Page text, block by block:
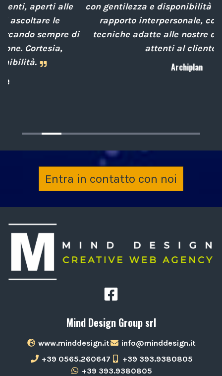
con gentilezza e disponibilità nella gestione del
rapporto interpersonale, con competenze
tecniche adatte alle nostre esigenze sempre
Entra in contatto con noi
Mind Design Group srl
www.minddesign.it
info@minddesign.it
+39 0565.260647
+39 393.9380805
+39 393.9380805